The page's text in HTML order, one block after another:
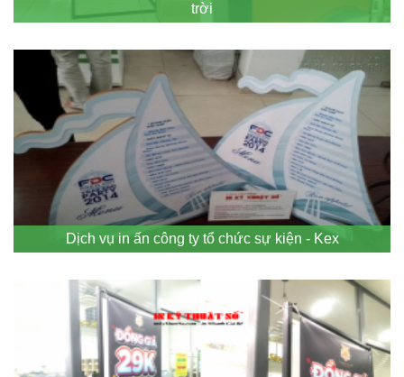
trời
Dịch vụ in ấn công ty tổ chức sự kiện - Kex